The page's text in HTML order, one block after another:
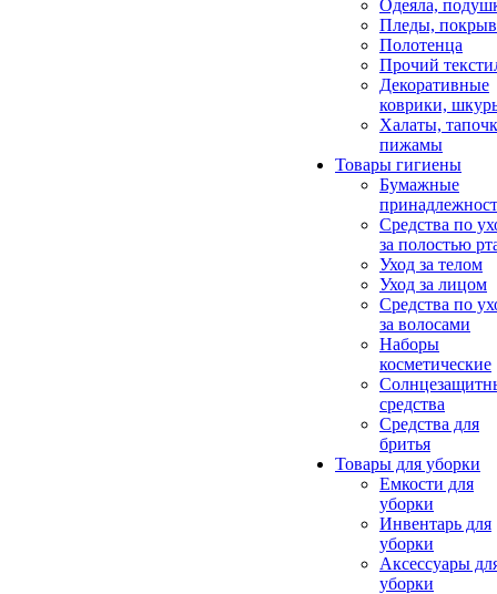
Одеяла,
Пледы,
Полотенца
Прочий
Декоративные
коврики,
Халаты,
пижамы
Товары гигиены
Бумажные
Средства по
за полостью
Уход за телом
Уход за лицом
Средства по
за волосами
Наборы
косметические
средства
Средства для
бритья
Товары для уборки
Емкости для
уборки
Инвентарь для
уборки
Аксессуары
уборки